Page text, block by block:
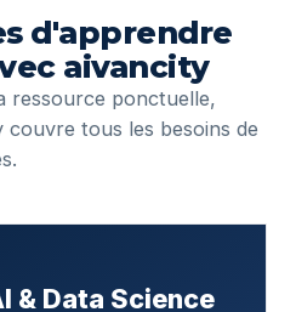
d'apprendre
aivancity
ressource ponctuelle,
tous les besoins de
& Data Science